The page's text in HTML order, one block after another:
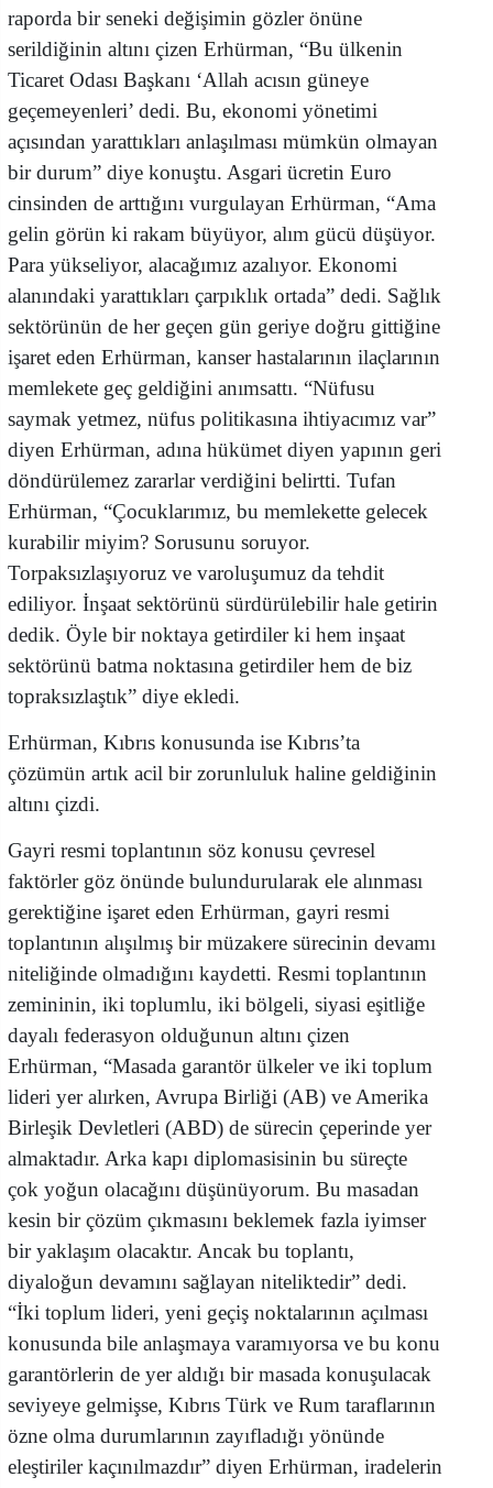
raporda bir seneki değişimin gözler önüne
serildiğinin altını çizen Erhürman, “Bu ülkenin
Ticaret Odası Başkanı ‘Allah acısın güneye
geçemeyenleri’ dedi. Bu, ekonomi yönetimi
açısından yarattıkları anlaşılması mümkün olmayan
bir durum” diye konuştu. Asgari ücretin Euro
cinsinden de arttığını vurgulayan Erhürman, “Ama
gelin görün ki rakam büyüyor, alım gücü düşüyor.
Para yükseliyor, alacağımız azalıyor. Ekonomi
alanındaki yarattıkları çarpıklık ortada” dedi. Sağlık
sektörünün de her geçen gün geriye doğru gittiğine
işaret eden Erhürman, kanser hastalarının ilaçlarının
memlekete geç geldiğini anımsattı. “Nüfusu
saymak yetmez, nüfus politikasına ihtiyacımız var”
diyen Erhürman, adına hükümet diyen yapının geri
döndürülemez zararlar verdiğini belirtti. Tufan
Erhürman, “Çocuklarımız, bu memlekette gelecek
kurabilir miyim? Sorusunu soruyor.
Torpaksızlaşıyoruz ve varoluşumuz da tehdit
ediliyor. İnşaat sektörünü sürdürülebilir hale getirin
dedik. Öyle bir noktaya getirdiler ki hem inşaat
sektörünü batma noktasına getirdiler hem de biz
topraksızlaştık” diye ekledi.
Erhürman, Kıbrıs konusunda ise Kıbrıs’ta
çözümün artık acil bir zorunluluk haline geldiğinin
altını çizdi.
Gayri resmi toplantının söz konusu çevresel
faktörler göz önünde bulundurularak ele alınması
gerektiğine işaret eden Erhürman, gayri resmi
toplantının alışılmış bir müzakere sürecinin devamı
niteliğinde olmadığını kaydetti. Resmi toplantının
zemininin, iki toplumlu, iki bölgeli, siyasi eşitliğe
dayalı federasyon olduğunun altını çizen
Erhürman, “Masada garantör ülkeler ve iki toplum
lideri yer alırken, Avrupa Birliği (AB) ve Amerika
Birleşik Devletleri (ABD) de sürecin çeperinde yer
almaktadır. Arka kapı diplomasisinin bu süreçte
çok yoğun olacağını düşünüyorum. Bu masadan
kesin bir çözüm çıkmasını beklemek fazla iyimser
bir yaklaşım olacaktır. Ancak bu toplantı,
diyaloğun devamını sağlayan niteliktedir” dedi.
“İki toplum lideri, yeni geçiş noktalarının açılması
konusunda bile anlaşmaya varamıyorsa ve bu konu
garantörlerin de yer aldığı bir masada konuşulacak
seviyeye gelmişse, Kıbrıs Türk ve Rum taraflarının
özne olma durumlarının zayıfladığı yönünde
eleştiriler kaçınılmazdır” diyen Erhürman, iradelerin